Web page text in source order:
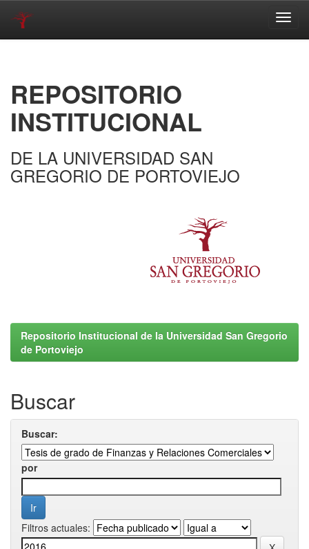
REPOSITORIO
INSTITUCIONAL
DE LA UNIVERSIDAD SAN
GREGORIO DE PORTOVIEJO
Repositorio Institucional de la Universidad San Gregorio
de Portoviejo
Buscar
Buscar:
por
Filtros actuales: